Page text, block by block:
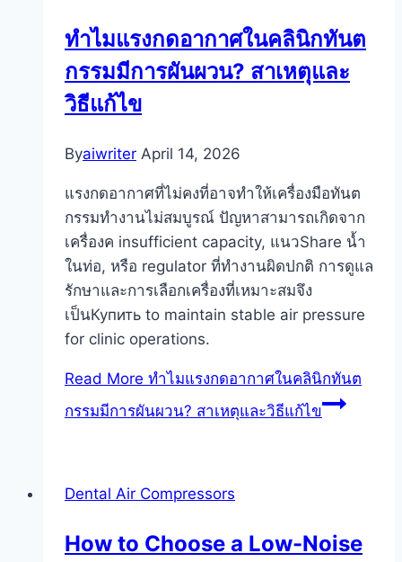
ทำไมแรงกดอากาศในคลินิกทันต
กรรมมีการผันผวน? สาเหตุและ
วิธีแก้ไข
Byaiwriter April 14, 2026
แรงกดอากาศที่ไม่คงที่อาจทำให้เครื่องมือทันต
กรรมทำงานไม่สมบูรณ์ ปัญหาสามารถเกิดจาก
เครื่องค insufficient capacity, แนวShare น้ำ
ในท่อ, หรือ regulator ที่ทำงานผิดปกติ การดูแล
รักษาและการเลือกเครื่องที่เหมาะสมจึง
เป็นКупить to maintain stable air pressure
for clinic operations.
Read More ทำไมแรงกดอากาศในคลินิกทันต
กรรมมีการผันผวน? สาเหตุและวิธีแก้ไข
Dental Air Compressors
How to Choose a Low-Noise